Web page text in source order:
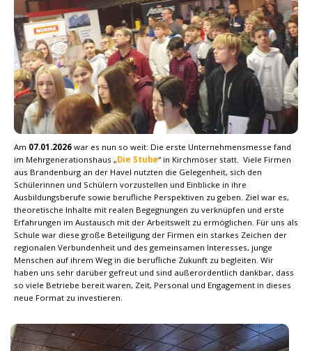
Am 07.01.2026 war es nun so weit: Die erste Unternehmensmesse fand
im Mehrgenerationshaus „Die Stube“ in Kirchmöser statt. Viele Firmen
aus Brandenburg an der Havel nutzten die Gelegenheit, sich den
Schülerinnen und Schülern vorzustellen und Einblicke in ihre
Ausbildungsberufe sowie berufliche Perspektiven zu geben. Ziel war es,
theoretische Inhalte mit realen Begegnungen zu verknüpfen und erste
Erfahrungen im Austausch mit der Arbeitswelt zu ermöglichen. Für uns als
Schule war diese große Beteiligung der Firmen ein starkes Zeichen der
regionalen Verbundenheit und des gemeinsamen Interesses, junge
Menschen auf ihrem Weg in die berufliche Zukunft zu begleiten. Wir
haben uns sehr darüber gefreut und sind außerordentlich dankbar, dass
so viele Betriebe bereit waren, Zeit, Personal und Engagement in dieses
neue Format zu investieren.